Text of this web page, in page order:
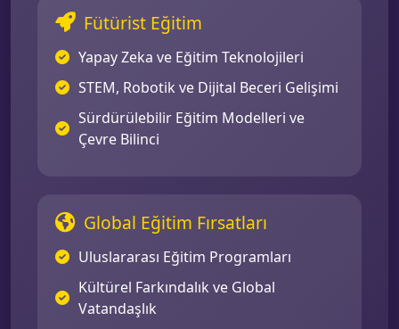
Fütürist Eğitim
Yapay Zeka ve Eğitim Teknolojileri
STEM, Robotik ve Dijital Beceri Gelişimi
Sürdürülebilir Eğitim Modelleri ve
Çevre Bilinci
Global Eğitim Fırsatları
Uluslararası Eğitim Programları
Kültürel Farkındalık ve Global
Vatandaşlık